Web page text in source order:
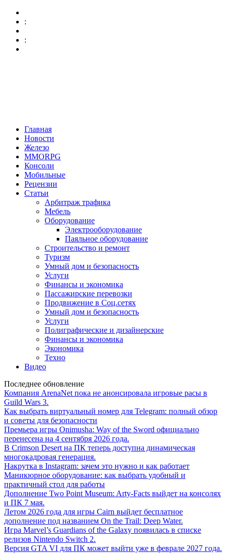
:
:
Главная
Новости
Железо
MMORPG
Консоли
Мобильные
Рецензии
Статьи
Арбитраж трафика
Мебель
Оборудование
Электрооборудование
Паяльное оборудование
Строительство и ремонт
Туризм
Умный дом и безопасность
Услуги
Финансы и экономика
Пассажирские перевозки
Продвижение в Соц.сетях
Умный дом и безопасность
Услуги
Полиграфические и дизайнерские
Финансы и экономика
Экономика
Техно
Видео
Последнее обновление
Компания ArenaNet пока не анонсировала игровые расы в
Guild Wars 3.
Как выбрать виртуальный номер для Telegram: полный обзор
и советы для безопасности
Премьера игры Onimusha: Way of the Sword официально
перенесена на 4 сентября 2026 года.
В Crimson Desert на ПК теперь доступна динамическая
многокадровая генерация.
Накрутка в Instagram: зачем это нужно и как работает
Маникюрное оборудование: как выбрать удобный и
практичный стол для работы
Дополнение Two Point Museum: Arty-Facts выйдет на консолях
и ПК 7 мая.
Летом 2026 года для игры Cairn выйдет бесплатное
дополнение под названием On the Trail: Deep Water.
Игра Marvel’s Guardians of the Galaxy появилась в списке
релизов Nintendo Switch 2.
Версия GTA VI для ПК может выйти уже в феврале 2027 года.